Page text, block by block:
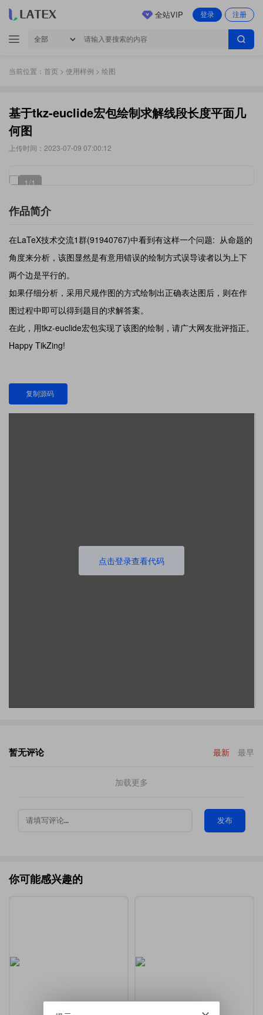
登录 注册
全站VIP
当前位置： 首页 > 使用样例 > 绘图
基于tkz-euclide宏包绘制求解线段长度平面几
何图
上传时间：2023-07-09 07:00:12
1/1
作品简介
在LaTeX技术交流1群(91940767)中看到有这样一个问题: 从命题的
角度来分析，该图显然是有意用错误的绘制方式误导读者以为上下
两个边是平行的。
如果仔细分析，采用尺规作图的方式绘制出正确表达图后，则在作
图过程中即可以得到题目的求解答案。
在此，用tkz-euclide宏包实现了该图的绘制，请广大网友批评指正。
Happy TikZing!
复制源码
点击登录查看代码
暂无评论 最新 最早
加载更多
发布
你可能感兴趣的